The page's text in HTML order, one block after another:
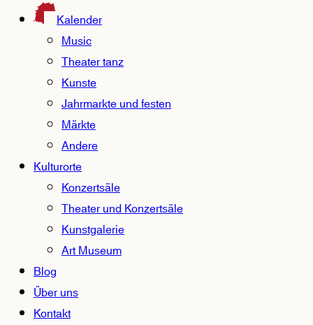
Kalender
Music
Theater tanz
Kunste
Jahrmarkte und festen
Märkte
Andere
Kulturorte
Konzertsäle
Theater und Konzertsäle
Kunstgalerie
Art Museum
Blog
Über uns
Kontakt